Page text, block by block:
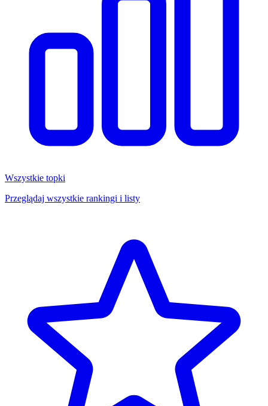
Wszystkie topki
Przeglądaj wszystkie rankingi i listy